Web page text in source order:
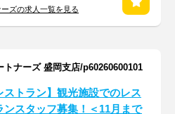
ズの求人一覧を見る
ナーズ 盛岡支店/p60260600101
ストラン】観光施設でのレス
ンスタッフ募集！＜11月まで